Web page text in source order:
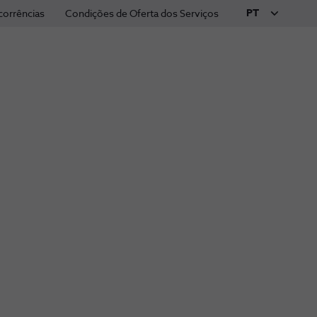
Condições de Oferta dos Serviços PT